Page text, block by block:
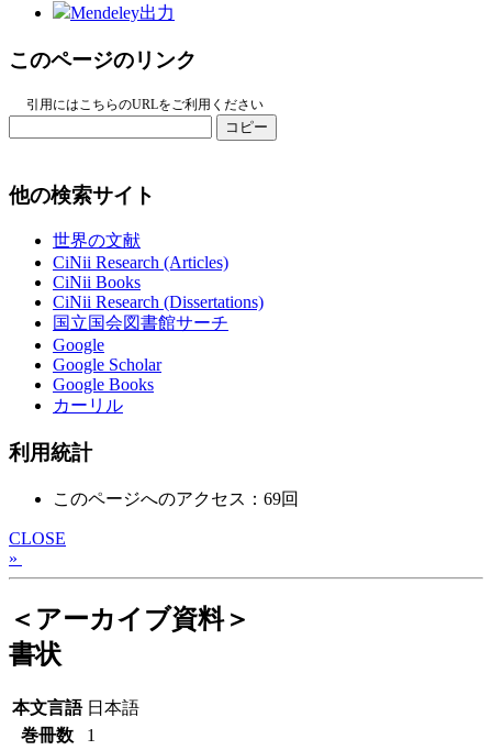
Mendeley出力
このページのリンク
引用にはこちらのURLをご利用ください
コピー
他の検索サイト
世界の文献
CiNii Research (Articles)
CiNii Books
CiNii Research (Dissertations)
国立国会図書館サーチ
Google
Google Scholar
Google Books
カーリル
利用統計
このページへのアクセス：69回
CLOSE
»
＜アーカイブ資料＞
書状
本文言語 日本語
巻冊数
1